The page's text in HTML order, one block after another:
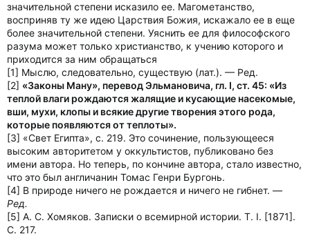
значительной степени исказило ее. Магометанство,
восприняв ту же идею Царствия Божия, искажало ее в еще
более значительной степени. Уяснить ее для философского
разума может только христианство, к учению которого и
приходится за ним обращаться
[1] Мыслю, следовательно, существую (лат.). — Ред.
[2] «Законы Ману», перевод Эльмановича, гл. I, ст. 45: «Из
теплой влаги рождаются жалящие и кусающие насекомые,
вши, мухи, клопы и всякие другие творения этого рода,
которые появляются от теплоты».
[3] «Свет Египта», с. 219. Это сочинение, пользующееся
высоким авторитетом у оккультистов, публиковано без
имени автора. Но теперь, по кончине автора, стало известно,
что это был англичанин Томас Генри Бургонь.
[4] В природе ничего не рождается и ничего не гибнет. —
Ред.
[5] А. С. Хомяков. Записки о всемирной истории. Т. I. [1871].
С. 217.